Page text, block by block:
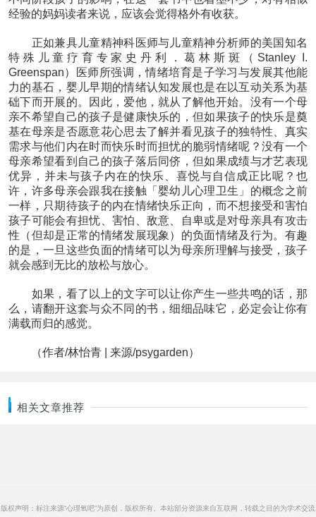
经验的妈妈读者来说，应该会觉得格外有收获。
正如兼具儿童精神科医师与儿童精神分析师的美国知名
特殊儿童疗育专家史丹利．葛林斯斑（Stanley I.
Greenspan）医师所强调，情绪培育是子学习与发展其他能
力的基石，婴儿早期的情绪认知发展也是在以互动关系为基
础下而开展的。因此，爱他，就从了解他开始。没有一个母
亲不希望自己的孩子是健康快乐的，但如果孩子的快乐是奠
基在母亲是否愿意花心思去了解并看见孩子的独特性、真实
需求与他们内在时而快乐时而担忧的脆弱情绪呢？没有一个
母亲希望看到自己的孩子落后同侪，但如果成绩与才艺表现
优异，并未与孩子内在的快乐、喜悦与自信成正比呢？也
许，许多母亲会跟我在接触「婴幼儿心理卫生」的概念之前
一样，只期待孩子的内在情绪快乐正向，而不想接受和害怕
孩子可能会有担忧、害怕、敌意、自卑或是对母亲具有攻击
性（但却是正常的情绪发展现象）的负面情绪及行为。有趣
的是，一旦这些负面的情绪可以为母亲所理解与接受，孩子
就会感到无比的放松与放心。
如果，看了以上的文字可以让你产生一些共鸣的话，那
么，请翻开这套与众不同的书，细细品味它，必定会让你有
满载而归的感觉。
（作者/林怡青 | 来源/psygarden）
相关文章推荐
版权声明：标注来源“心理氧吧”为原创，版权所有。本站部分资源来自互联网，转载之目的为学术交流